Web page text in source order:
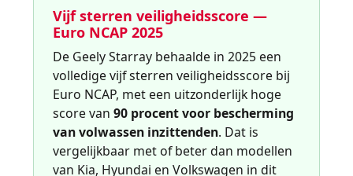
Vijf sterren veiligheidsscore —
Euro NCAP 2025
De Geely Starray behaalde in 2025 een
volledige vijf sterren veiligheidsscore bij
Euro NCAP, met een uitzonderlijk hoge
score van90 procent voor bescherming
van volwassen inzittenden. Dat is
vergelijkbaar met of beter dan modellen
van Kia, Hyundai en Volkswagen in dit